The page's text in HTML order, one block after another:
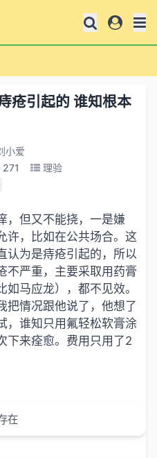
疮引起的 谁知根本
小爱
271 理验
，但又不能挠，一是嫌
许，比如在公共场合。这
认为是痔疮引起的，所以
不严重，主要采取用药膏
马应龙），都不见效。
把情况跟他说了，他想了
，谁知只用氟轻松软膏涂
下来痊愈。费用只用了2
在